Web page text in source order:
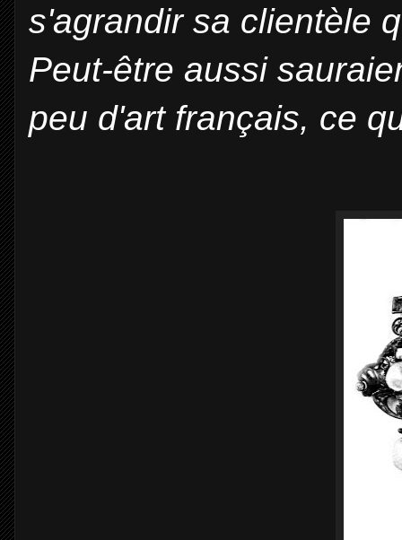
s'agrandir sa clientèle
Peut-être aussi
peu d'art français, ce